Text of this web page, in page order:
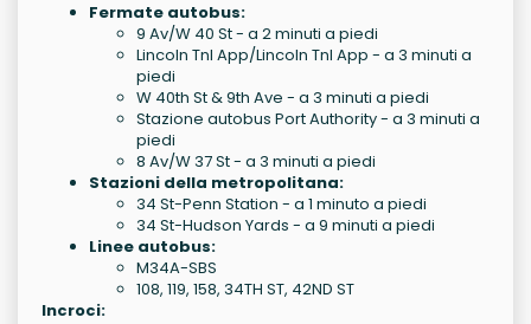
Fermate autobus:
9 Av/W 40 St - a 2 minuti a piedi
Lincoln Tnl App/Lincoln Tnl App - a 3 minuti a
piedi
W 40th St & 9th Ave - a 3 minuti a piedi
Stazione autobus Port Authority - a 3 minuti a
piedi
8 Av/W 37 St - a 3 minuti a piedi
Stazioni della metropolitana:
34 St-Penn Station - a 1 minuto a piedi
34 St-Hudson Yards - a 9 minuti a piedi
Linee autobus:
M34A-SBS
108, 119, 158, 34TH ST, 42ND ST
Incroci: